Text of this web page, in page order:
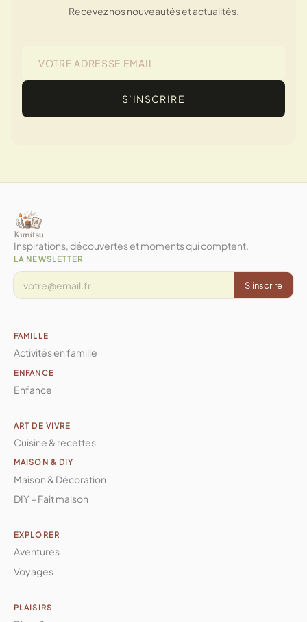
Recevez nos nouveautés et actualités.
S’INSCRIRE
Inspirations, découvertes et moments qui comptent.
LA NEWSLETTER
S'inscrire
FAMILLE
Activités en famille
ENFANCE
Enfance
ART DE VIVRE
Cuisine & recettes
MAISON & DIY
Maison & Décoration
DIY – Fait maison
EXPLORER
Aventures
Voyages
PLAISIRS